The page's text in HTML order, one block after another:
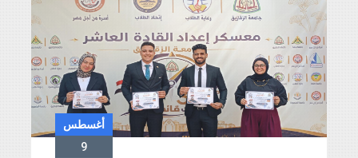
أغسطس
9